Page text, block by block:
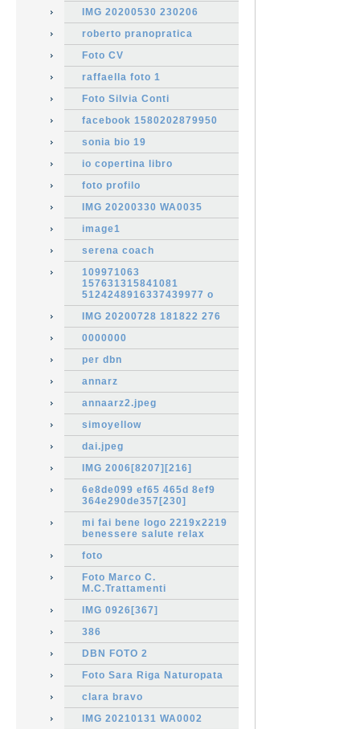
IMG 20200530 230206
roberto pranopratica
Foto CV
raffaella foto 1
Foto Silvia Conti
facebook 1580202879950
sonia bio 19
io copertina libro
foto profilo
IMG 20200330 WA0035
image1
serena coach
109971063
157631315841081
5124248916337439977 o
IMG 20200728 181822 276
0000000
per dbn
annarz
annaarz2.jpeg
simoyellow
dai.jpeg
IMG 2006[8207][216]
6e8de099 ef65 465d 8ef9
364e290de357[230]
mi fai bene logo 2219x2219
benessere salute relax
foto
Foto Marco C.
M.C.Trattamenti
IMG 0926[367]
386
DBN FOTO 2
Foto Sara Riga Naturopata
clara bravo
IMG 20210131 WA0002